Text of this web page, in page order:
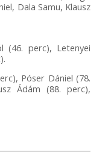
Dala Samu, Klausz
(46. perc), Letenyei
Póser Dániel (78.
Ádám (88. perc),